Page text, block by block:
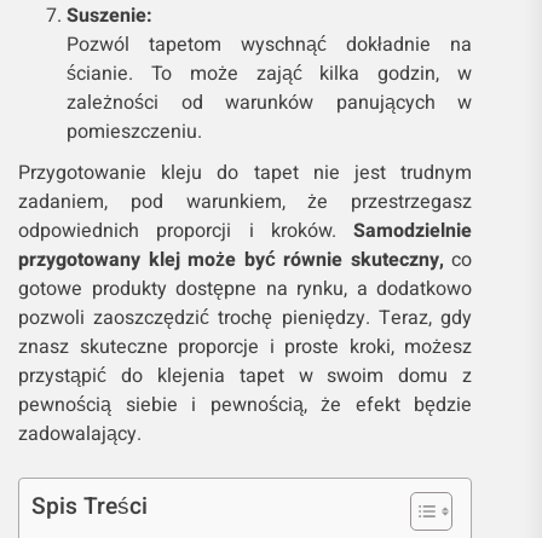
Suszenie:
Pozwól tapetom wyschnąć dokładnie na
ścianie. To może zająć kilka godzin, w
zależności od warunków panujących w
pomieszczeniu.
Przygotowanie kleju do tapet nie jest trudnym
zadaniem, pod warunkiem, że przestrzegasz
odpowiednich proporcji i kroków. Samodzielnie
przygotowany klej może być równie skuteczny, co
gotowe produkty dostępne na rynku, a dodatkowo
pozwoli zaoszczędzić trochę pieniędzy. Teraz, gdy
znasz skuteczne proporcje i proste kroki, możesz
przystąpić do klejenia tapet w swoim domu z
pewnością siebie i pewnością, że efekt będzie
zadowalający.
Spis Treści